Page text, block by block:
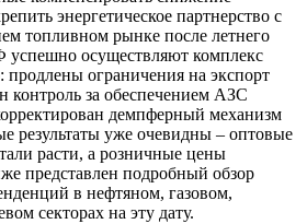
энергетическое партнерство с
топливном рынке после летнего
успешно осуществляют комплекс
ограничения на экспорт
контроль за обеспечением АЗС
демпферный механизм
результаты уже очевидны – оптовые
расти, а розничные цены
представлен подробный обзор
в нефтяном, газовом,
секторах на эту дату.